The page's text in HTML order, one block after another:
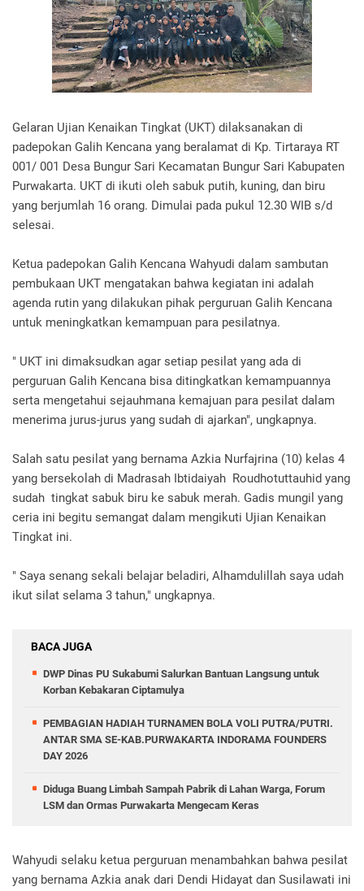
Gelaran Ujian Kenaikan Tingkat (UKT) dilaksanakan di
padepokan Galih Kencana yang beralamat di Kp. Tirtaraya RT
001/ 001 Desa Bungur Sari Kecamatan Bungur Sari Kabupaten
Purwakarta. UKT di ikuti oleh sabuk putih, kuning, dan biru
yang berjumlah 16 orang. Dimulai pada pukul 12.30 WIB s/d
selesai.
Ketua padepokan Galih Kencana Wahyudi dalam sambutan
pembukaan UKT mengatakan bahwa kegiatan ini adalah
agenda rutin yang dilakukan pihak perguruan Galih Kencana
untuk meningkatkan kemampuan para pesilatnya.
" UKT ini dimaksudkan agar setiap pesilat yang ada di
perguruan Galih Kencana bisa ditingkatkan kemampuannya
serta mengetahui sejauhmana kemajuan para pesilat dalam
menerima jurus-jurus yang sudah di ajarkan", ungkapnya.
Salah satu pesilat yang bernama Azkia Nurfajrina (10) kelas 4
yang bersekolah di Madrasah Ibtidaiyah Roudhotuttauhid yang
sudah tingkat sabuk biru ke sabuk merah. Gadis mungil yang
ceria ini begitu semangat dalam mengikuti Ujian Kenaikan
Tingkat ini.
" Saya senang sekali belajar beladiri, Alhamdulillah saya udah
ikut silat selama 3 tahun," ungkapnya.
BACA JUGA
DWP Dinas PU Sukabumi Salurkan Bantuan Langsung untuk
Korban Kebakaran Ciptamulya
PEMBAGIAN HADIAH TURNAMEN BOLA VOLI PUTRA/PUTRI.
ANTAR SMA SE-KAB.PURWAKARTA INDORAMA FOUNDERS
DAY 2026
Diduga Buang Limbah Sampah Pabrik di Lahan Warga, Forum
LSM dan Ormas Purwakarta Mengecam Keras
Wahyudi selaku ketua perguruan menambahkan bahwa pesilat
yang bernama Azkia anak dari Dendi Hidayat dan Susilawati ini